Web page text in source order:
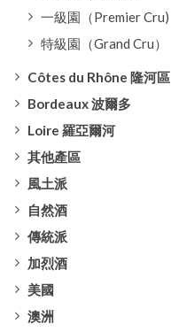
一級園（Premier Cru)
特級園（Grand Cru）
Côtes du Rhône 隆河區
Bordeaux 波爾多
Loire 羅亞爾河
其他產區
風土派
自然酒
傳統派
加烈酒
美國
澳洲